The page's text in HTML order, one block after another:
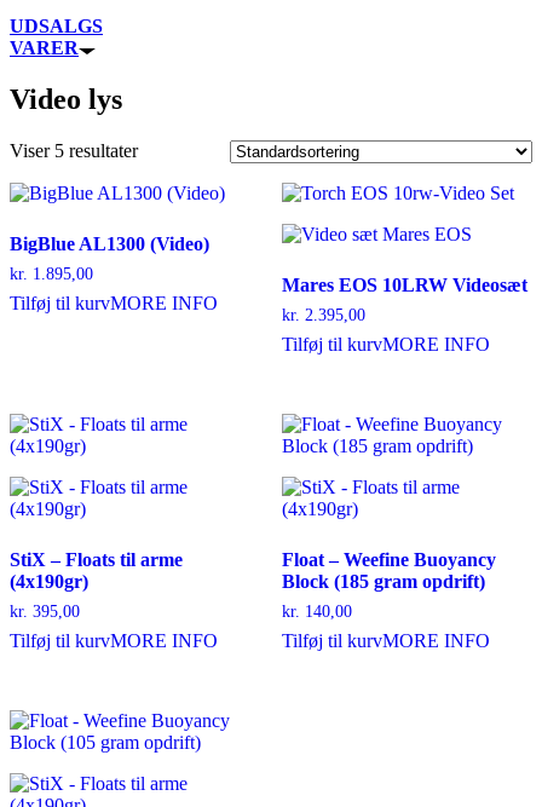
UDSALGS
VARER
Video lys
Viser 5 resultater
BigBlue AL1300 (Video)
kr. 1.895,00
Tilføj til kurvMORE INFO
Mares EOS 10LRW Videosæt
kr. 2.395,00
Tilføj til kurvMORE INFO
StiX – Floats til arme
(4x190gr)
kr. 395,00
Tilføj til kurvMORE INFO
Float – Weefine Buoyancy
Block (185 gram opdrift)
kr. 140,00
Tilføj til kurvMORE INFO